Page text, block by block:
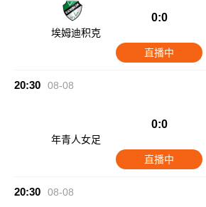
埃姆迪积克
0:0
直播中
20:30 08-08
年青人女足
0:0
直播中
20:30 08-08